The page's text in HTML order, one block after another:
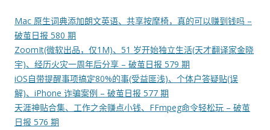
Mac 原生词典添加朗文英语、共享按摩椅，真的可以赚到钱吗 –
破茧日报 580 期
ZoomIt(微软出品，仅1M)、51 岁开始独立生活(天才翻译家金晓
宇)、经历火灾一周年后分享 – 破茧日报 579 期
iOS自带提醒事项搞定80%的事(受益匪浅)、个体户答疑贴(误
解)、iPhone 诈骗案例 – 破茧日报 577 期
天涯神贴合集、工作之余赚点小钱、FFmpeg命令轻松玩 – 破茧
日报 576 期